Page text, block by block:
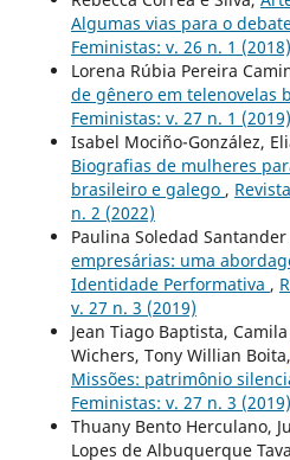
Algumas vias para o
Feministas: v. 26 n. 1 (2018)
Lorena Rúbia Pereira
de gênero em telenovelas
Feministas: v. 27 n. 1 (2019)
Isabel Mociño-González,
Biografias de mulheres
brasileiro e galego ,
n. 2 (2022)
Paulina Soledad
empresárias: uma
Identidade Performativa ,
v. 27 n. 3 (2019)
Jean Tiago Baptista,
Wichers, Tony Willian Boita,
Missões: patrimônio
Feministas: v. 27 n. 3 (2019)
Thuany Bento Herculano,
Lopes de Albuquerque